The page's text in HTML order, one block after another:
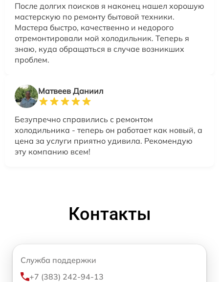
После долгих поисков я наконец нашел хорошую
мастерскую по ремонту бытовой техники.
Мастера быстро, качественно и недорого
отремонтировали мой холодильник. Теперь я
знаю, куда обращаться в случае возникших
проблем.
Матвеев Даниил
Безупречно справились с ремонтом
холодильника - теперь он работает как новый, а
цена за услуги приятно удивила. Рекомендую
эту компанию всем!
Контакты
Служба поддержки
+7 (383) 242-94-13